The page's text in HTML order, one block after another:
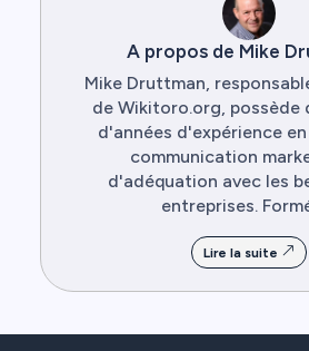
A propos de Mike
Mike Druttman,
de Wikitoro.org, possède
d'années d'expérience
communication
d'adéquation avec les
entreprises.
Lire la suite